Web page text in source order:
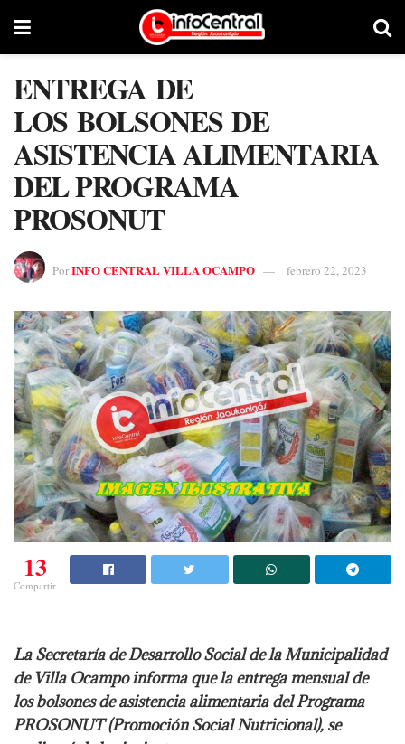
ENTREGA DE
LOS BOLSONES DE
ASISTENCIA ALIMENTARIA
DEL PROGRAMA
PROSONUT
PorINFO CENTRAL VILLA OCAMPO febrero 22, 2023
13
Compartir
La Secretaría de Desarrollo Social de la Municipalidad
de Villa Ocampo informa que la entrega mensual de
los bolsones de asistencia alimentaria del Programa
PROSONUT (Promoción Social Nutricional), se